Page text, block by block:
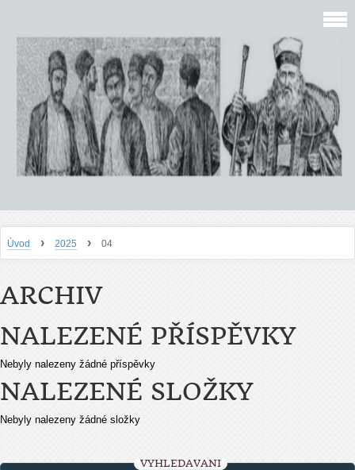
Úvod › 2025 › 04
ARCHIV
NALEZENÉ PŘÍSPĚVKY
Nebyly nalezeny žádné příspěvky
NALEZENÉ SLOŽKY
Nebyly nalezeny žádné složky
VYHLEDÁVÁNÍ